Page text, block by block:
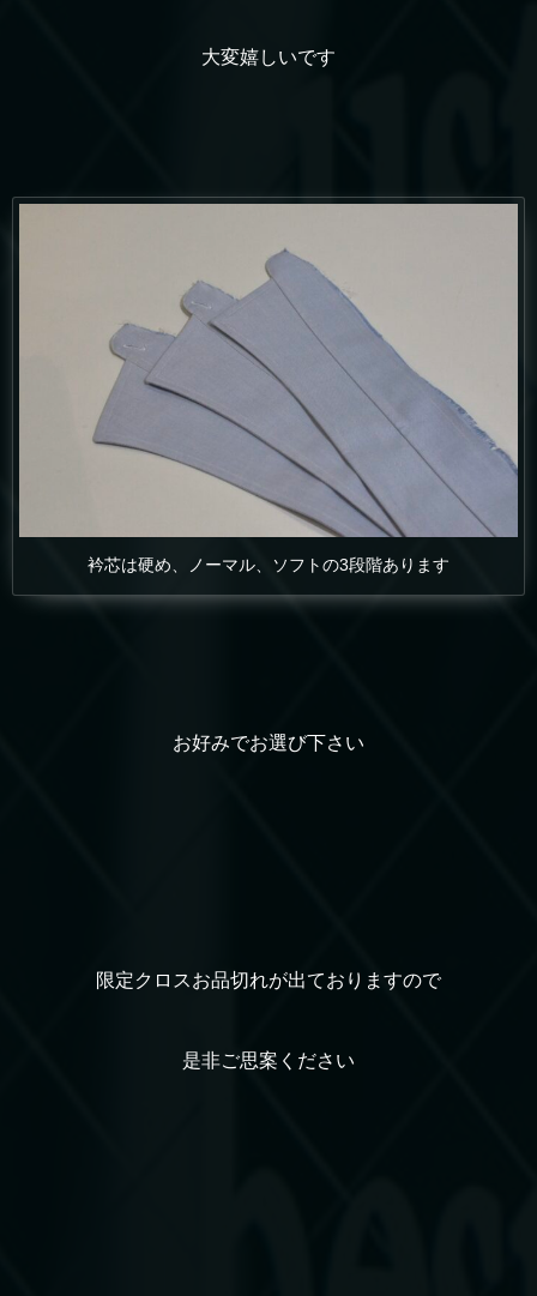
大変嬉しいです
衿芯は硬め、ノーマル、ソフトの3段階あります
お好みでお選び下さい
限定クロスお品切れが出ておりますので
是非ご思案ください